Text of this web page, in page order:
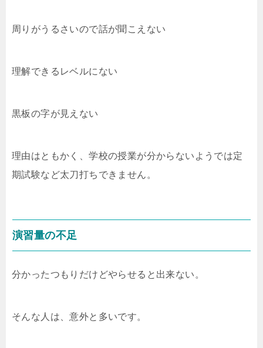
周りがうるさいので話が聞こえない
理解できるレベルにない
黒板の字が見えない
理由はともかく、学校の授業が分からないようでは定
期試験など太刀打ちできません。
演習量の不足
分かったつもりだけどやらせると出来ない。
そんな人は、意外と多いです。